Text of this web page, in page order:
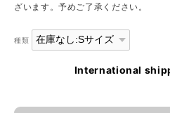
ざいます。予めご了承ください。
種類
International